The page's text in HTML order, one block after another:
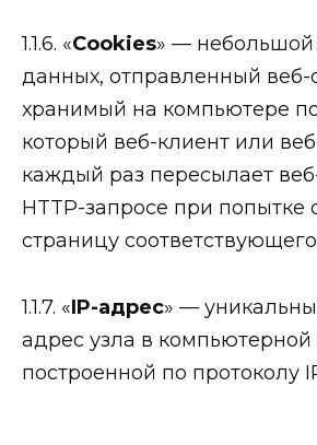
1.1.6. «Cookies» —
данных, отправленный веб-
хранимый на компьютере
который веб-клиент или
каждый раз пересылает
HTTP-запросе при попытке
страницу
1.1.7. «IP-адрес» —
адрес узла в компьютерной
построенной по протоколу